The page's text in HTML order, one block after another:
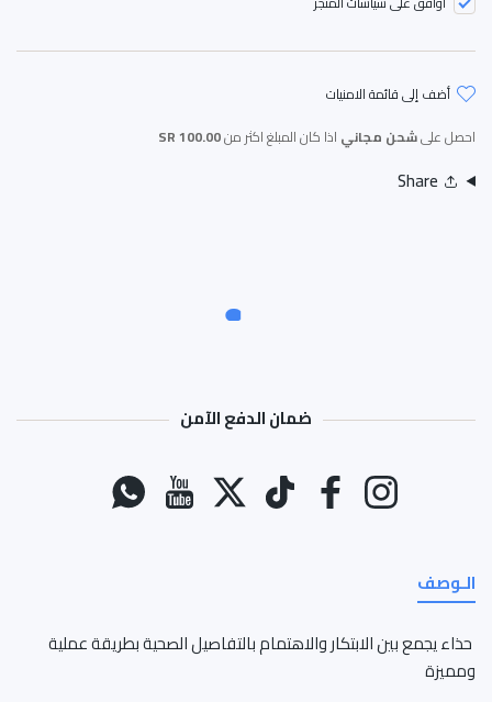
أضف إلى قائمة الامنيات
احصل علىشحن مجاني اذا كان المبلغ اكثر من100.00 SR
Share
ضمان الدفع الآمن
انستغرام
فيسبوك تيك توكتويتر موقع يوتيوب
واتس اب
الـوصف
حذاء يجمع بين الابتكار والاهتمام بالتفاصيل الصحية بطريقة عملية
ومميزة